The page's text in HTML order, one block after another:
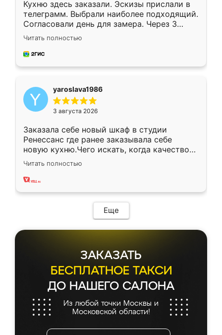
Кухню здесь заказали. Эскизы прислали в
телеграмм. Выбрали наиболее подходящий.
Согласовали день для замера. Через 3
недели кухня была уже готова. Остались
довольны работой. Спасибо Ренессанс
мебель за качественную работу!
Читать полностью
yaroslava1986
3 августа 2026
Заказала себе новый шкаф в студии
Ренессанс где ранее заказывала себе
новую кухню.Чего искать, когда качеством
вполне довольна. Служит кухня уже почти
два года, нареканий нет.
Читать полностью
Еще
ЗАКАЗАТЬ
БЕСПЛАТНОЕ ТАКСИ
ДО НАШЕГО САЛОНА
Из любой точки Москвы и
Московской области!